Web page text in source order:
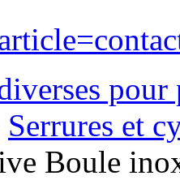
pour
Serrures et
Boule